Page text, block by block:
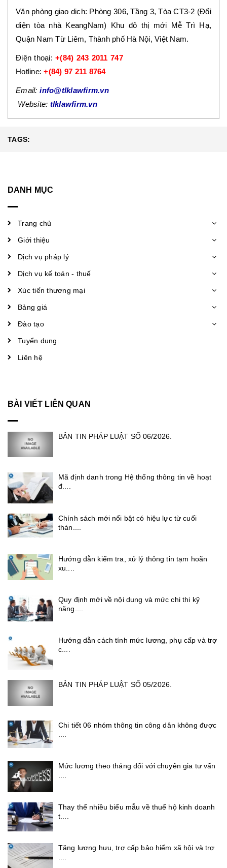
Văn phòng giao dịch: Phòng 306, Tầng 3, Tòa CT3-2 (Đối
diện tòa nhà KeangNam) Khu đô thị mới Mễ Trì Hạ,
Quận Nam Từ Liêm, Thành phố Hà Nội, Việt Nam.
Điện thoại:+(84) 243 2011 747
Hotline:+(84) 97 211 8764
Email:info@tlklawfirm.vn
Website: tlklawfirm.vn
TAGS:
DANH MỤC
Trang chủ
Giới thiệu
Dịch vụ pháp lý
Dịch vụ kế toán - thuế
Xúc tiến thương mại
Bảng giá
Đào tạo
Tuyển dụng
Liên hệ
BÀI VIẾT LIÊN QUAN
BẢN TIN PHÁP LUẬT SỐ 06/2026.
Mã định danh trong Hệ thống thông tin về hoạt
đ....
Chính sách mới nổi bật có hiệu lực từ cuối
thán....
Hướng dẫn kiểm tra, xử lý thông tin tạm hoãn
xu....
Quy định mới về nội dung và mức chi thi kỹ
năng....
Hướng dẫn cách tính mức lương, phụ cấp và trợ
c....
BẢN TIN PHÁP LUẬT SỐ 05/2026.
Chi tiết 06 nhóm thông tin công dân không được
....
Mức lương theo tháng đối với chuyên gia tư vấn
....
Thay thế nhiều biểu mẫu về thuế hộ kinh doanh
t....
Tăng lương hưu, trợ cấp bảo hiểm xã hội và trợ